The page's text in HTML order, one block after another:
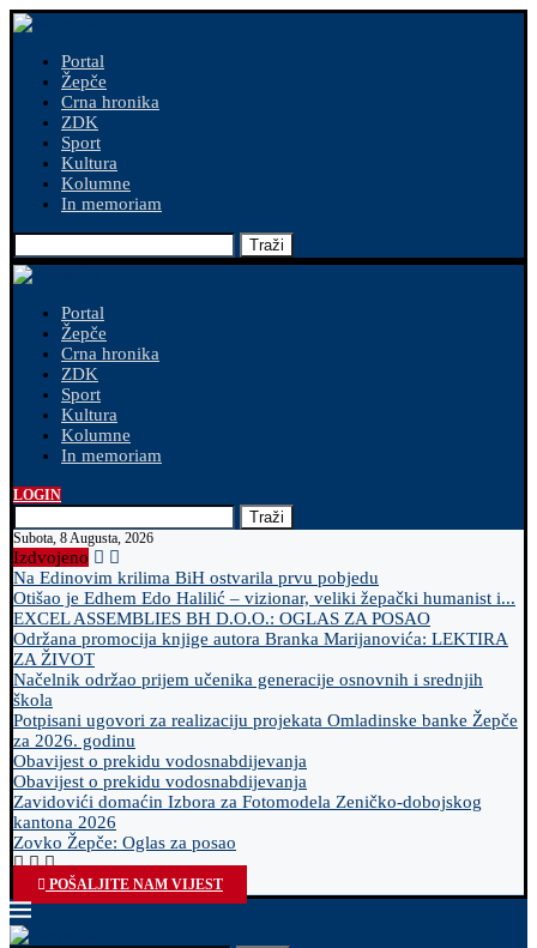
Portal
Žepče
Crna hronika
ZDK
Sport
Kultura
Kolumne
In memoriam
Traži
Portal
Žepče
Crna hronika
ZDK
Sport
Kultura
Kolumne
In memoriam
LOGIN
Traži
Subota, 8 Augusta, 2026
Izdvojeno
Na Edinovim krilima BiH ostvarila prvu pobjedu
Otišao je Edhem Edo Halilić – vizionar, veliki žepački humanist i...
EXCEL ASSEMBLIES BH D.O.O.: OGLAS ZA POSAO
Održana promocija knjige autora Branka Marijanovića: LEKTIRA
ZA ŽIVOT
Načelnik održao prijem učenika generacije osnovnih i srednjih
škola
Potpisani ugovori za realizaciju projekata Omladinske banke Žepče
za 2026. godinu
Obavijest o prekidu vodosnabdijevanja
Obavijest o prekidu vodosnabdijevanja
Zavidovići domaćin Izbora za Fotomodela Zeničko-dobojskog
kantona 2026
Zovko Žepče: Oglas za posao
POŠALJITE NAM VIJEST